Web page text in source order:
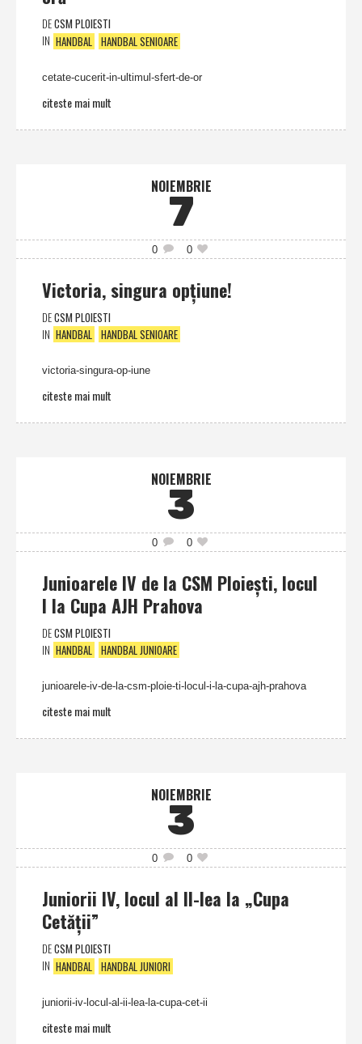
DECSM PLOIESTI
IN HANDBAL HANDBAL SENIOARE
cetate-cucerit-in-ultimul-sfert-de-or
citeste mai mult
NOIEMBRIE
7
0 0
Victoria, singura opţiune!
DECSM PLOIESTI
IN HANDBAL HANDBAL SENIOARE
victoria-singura-op-iune
citeste mai mult
NOIEMBRIE
3
0 0
Junioarele IV de la CSM Ploieşti, locul
I la Cupa AJH Prahova
DECSM PLOIESTI
IN HANDBAL HANDBAL JUNIOARE
junioarele-iv-de-la-csm-ploie-ti-locul-i-la-cupa-ajh-prahova
citeste mai mult
NOIEMBRIE
3
0 0
Juniorii IV, locul al II-lea la „Cupa
Cetăţii”
DECSM PLOIESTI
IN HANDBAL HANDBAL JUNIORI
juniorii-iv-locul-al-ii-lea-la-cupa-cet-ii
citeste mai mult